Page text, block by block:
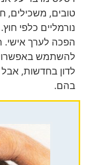
טובים, משכילים,
נורמליים כלפי
הפכה לערך אישי.
להשתמש
לדון בחדשות, אבל
בהם.